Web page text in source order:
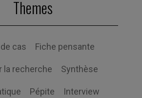
Themes
cas Fiche pensante
la recherche Synthèse
Pépite Interview